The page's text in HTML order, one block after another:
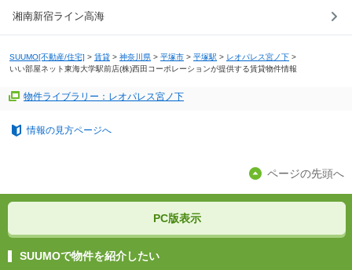
湘南新宿ライン高海
SUUMO[不動産/住宅] > 賃貸 > 神奈川県 > 平塚市 > 平塚駅 > レオパレス宮ノ下 >
いい部屋ネット東海大学駅前店(株)西田コーポレーションが提供する賃貸物件情報
物件ライブラリー：レオパレス宮ノ下
情報の見方ページへ
ページの先頭へ
PC版表示
SUUMOで物件を紹介したい